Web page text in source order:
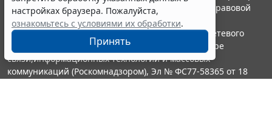
настройках браузера. Пожалуйста,
ознакомьтесь с условиями их обработки.
Принять
являются участниками Российской ассоциации правовой
информации ГАРАНТ.
Портал ГАРАНТ.РУ зарегистрирован в качестве сетевого
издания Федеральной службой по надзору в сфере
связи,информационных технологий и массовых
коммуникаций (Роскомнадзором), Эл № ФС77-58365 от 18